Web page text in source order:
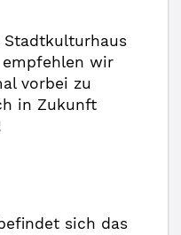
empfehlen wir
vorbei zu
in Zukunft
sich das